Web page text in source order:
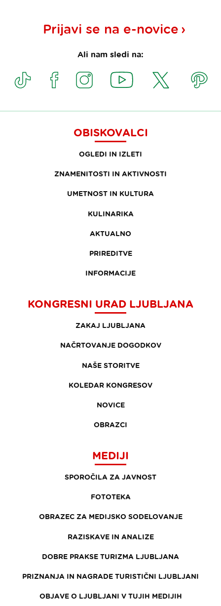
Prijavi se na e-novice
Ali nam sledi na:
OBISKOVALCI
OGLEDI IN IZLETI
ZNAMENITOSTI IN AKTIVNOSTI
UMETNOST IN KULTURA
KULINARIKA
AKTUALNO
PRIREDITVE
INFORMACIJE
KONGRESNI URAD LJUBLJANA
ZAKAJ LJUBLJANA
NAČRTOVANJE DOGODKOV
NAŠE STORITVE
KOLEDAR KONGRESOV
NOVICE
OBRAZCI
MEDIJI
SPOROČILA ZA JAVNOST
FOTOTEKA
OBRAZEC ZA MEDIJSKO SODELOVANJE
RAZISKAVE IN ANALIZE
DOBRE PRAKSE TURIZMA LJUBLJANA
PRIZNANJA IN NAGRADE TURISTIČNI LJUBLJANI
OBJAVE O LJUBLJANI V TUJIH MEDIJIH